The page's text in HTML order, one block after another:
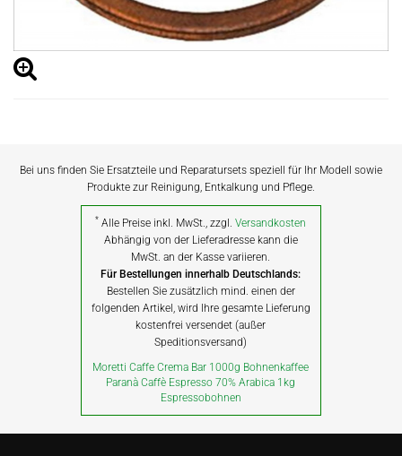
Bei uns finden Sie Ersatzteile und Reparatursets speziell für Ihr Modell sowie
Produkte zur Reinigung, Entkalkung und Pflege.
* Alle Preise inkl. MwSt., zzgl.Versandkosten
Abhängig von der Lieferadresse kann die
MwSt. an der Kasse variieren.
Für Bestellungen innerhalb Deutschlands:
Bestellen Sie zusätzlich mind. einen der
folgenden Artikel, wird Ihre gesamte Lieferung
kostenfrei versendet (außer
Speditionsversand)
Moretti Caffe Crema Bar 1000g Bohnenkaffee
Paranà Caffè Espresso 70% Arabica 1kg
Espressobohnen